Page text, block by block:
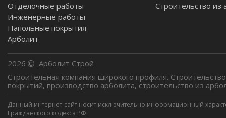
Отделочные работы
Инженерные работы
Напольные покрытия
Арболит
Строительство из
2026
Арболит Строй
Строительная компания широкого профиля.
покрытий, производство арболита, строительство из
Данный интернет-сайт носит исключительно информационный
Гражданского кодекса РФ.